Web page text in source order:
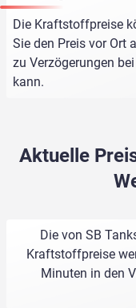
Die Kraftstoffpreise
Sie den Preis vor Ort
zu Verzögerungen
kann.
Aktuelle
Die von SB
Kraftstoffpreise
Minuten in den